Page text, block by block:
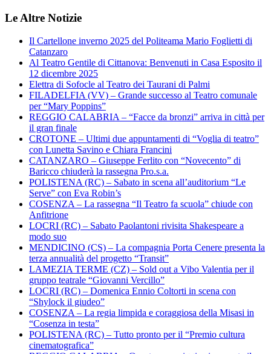
Le Altre Notizie
Il Cartellone inverno 2025 del Politeama Mario Foglietti di
Catanzaro
Al Teatro Gentile di Cittanova: Benvenuti in Casa Esposito il
12 dicembre 2025
Elettra di Sofocle al Teatro dei Taurani di Palmi
FILADELFIA (VV) – Grande successo al Teatro comunale
per “Mary Poppins”
REGGIO CALABRIA – “Facce da bronzi” arriva in città per
il gran finale
CROTONE – Ultimi due appuntamenti di “Voglia di teatro”
con Lunetta Savino e Chiara Francini
CATANZARO – Giuseppe Ferlito con “Novecento” di
Baricco chiuderà la rassegna Pro.s.a.
POLISTENA (RC) – Sabato in scena all’auditorium “Le
Serve” con Eva Robin’s
COSENZA – La rassegna “Il Teatro fa scuola” chiude con
Anfitrione
LOCRI (RC) – Sabato Paolantoni rivisita Shakespeare a
modo suo
MENDICINO (CS) – La compagnia Porta Cenere presenta la
terza annualità del progetto “Transit”
LAMEZIA TERME (CZ) – Sold out a Vibo Valentia per il
gruppo teatrale “Giovanni Vercillo”
LOCRI (RC) – Domenica Ennio Coltorti in scena con
“Shylock il giudeo”
COSENZA – La regia limpida e coraggiosa della Misasi in
“Cosenza in testa”
POLISTENA (RC) – Tutto pronto per il “Premio cultura
cinematografica”